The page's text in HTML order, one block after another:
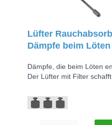
Lüfter
Dämpfe beim Löten
Dämpfe, die beim Löten
Der Lüfter mit Filter